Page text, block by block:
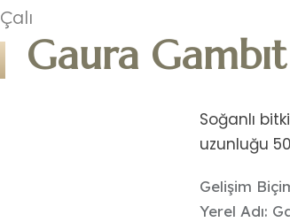
Çalı
Gaura Gambıt
Soğanlı
uzunluğu
Gelişim
Yerel Adı: